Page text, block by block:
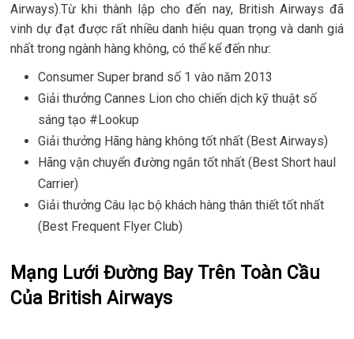
Airways).Từ khi thành lập cho đến nay, British Airways đã
vinh dự đạt được rất nhiều danh hiệu quan trọng và danh giá
nhất trong ngành hàng không, có thể kể đến như:
Consumer Super brand số 1 vào năm 2013
Giải thưởng Cannes Lion cho chiến dịch kỹ thuật số
sáng tạo #Lookup
Giải thưởng Hãng hàng không tốt nhất (Best Airways)
Hãng vận chuyển đường ngắn tốt nhất (Best Short haul
Carrier)
Giải thưởng Câu lạc bộ khách hàng thân thiết tốt nhất
(Best Frequent Flyer Club)
Mạng Lưới Đường Bay Trên Toàn Cầu
Của British Airways